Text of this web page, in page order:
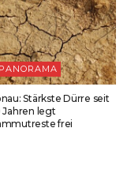
PANORAMA
Stärkste Dürre seit
Jahren legt
frei